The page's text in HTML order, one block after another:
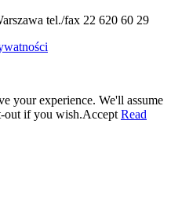
tel./fax 22 620 60 29
your experience. We'll assume
out if you wish.Accept Read